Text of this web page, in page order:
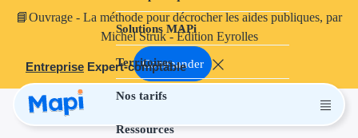
📘Ouvrage - La méthode pour décrocher les aides publiques, par
Michel Struk - Édition Eyrolles
Commander
Entreprise Expert-comptable
Solutions MAPi
Territoires
Nos tarifs
Ressources
Projets finançables
Aides à
Aides